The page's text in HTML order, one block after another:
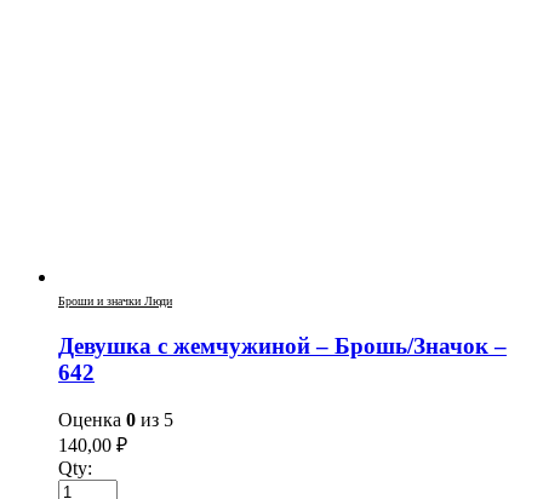
Броши и значки Люди
Девушка с жемчужиной – Брошь/Значок –
642
Оценка 0 из 5
140,00 ₽
Qty: